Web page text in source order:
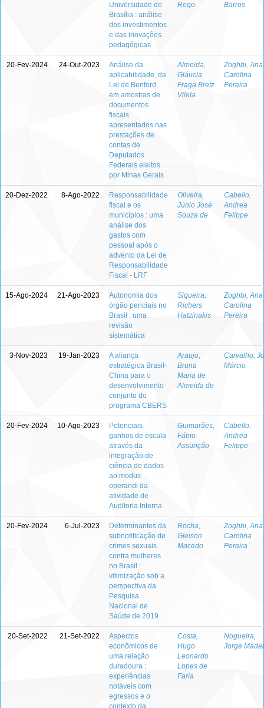
Universidade de
Brasília : análise
dos investimentos
e das inovações
pedagógicas
Rego
Barros
20-Fev-2024 24-Out-2023
Análise da
aplicabilidade, da
Lei de Benford,
em amostras de
documentos
fiscais
apresentados nas
prestações de
contas de
Deputados
Federais eleitos
por Minas Gerais
Almeida,
Gláucia
Fraga Bretz
Vilela
Zoghbi, Ana
Carolina
Pereira
20-Dez-2022 8-Ago-2022
Responsabilidade
fiscal e os
municípios : uma
análise dos
gastos com
pessoal após o
advento da Lei de
Responsabilidade
Fiscal - LRF
Oliveira,
Júnio José
Souza de
Cabello,
Andrea
Felippe
15-Ago-2024 21-Ago-2023
Autonomia dos
órgão periciais no
Brasil : uma
revisão
sistemática
Siqueira,
Richers
Hatzinakis
Zoghbi, Ana
Carolina
Pereira
3-Nov-2023 19-Jan-2023
A aliança
estratégica Brasil-
China para o
desenvolvimento
conjunto do
programa CBERS
Araujo,
Bruna
Maria de
Almeida de
Carvalho,
Márcio
20-Fev-2024 10-Ago-2023
Potenciais
ganhos de escala
através da
integração de
ciência de dados
ao modus
operandi da
atividade de
Auditoria Interna
Guimarães,
Fábio
Assunção
Cabello,
Andrea
Felippe
20-Fev-2024 6-Jul-2023
Determinantes da
subnotificação de
crimes sexuais
contra mulheres
no Brasil :
vitimização sob a
perspectiva da
Pesquisa
Nacional de
Saúde de 2019
Rocha,
Gleison
Macedo
Zoghbi, Ana
Carolina
Pereira
20-Set-2022 21-Set-2022
Aspectos
econômicos de
uma relação
duradoura :
experiências
notáveis com
egressos e o
contexto da
Costa,
Hugo
Leonardo
Lopes de
Faria
Nogueira,
Jorge